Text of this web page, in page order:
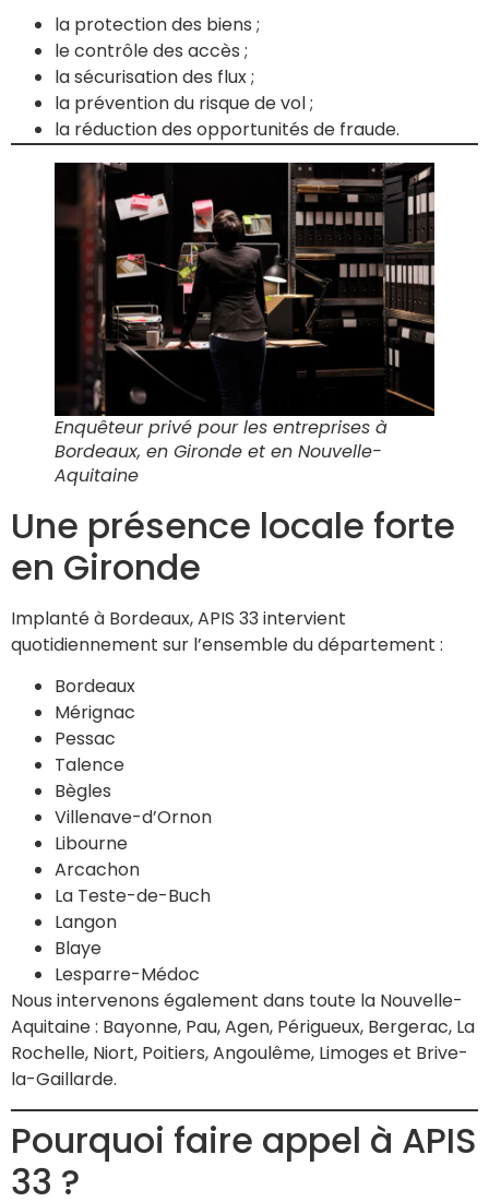
la protection des biens ;
le contrôle des accès ;
la sécurisation des flux ;
la prévention du risque de vol ;
la réduction des opportunités de fraude.
Enquêteur privé pour les entreprises à
Bordeaux, en Gironde et en Nouvelle-
Aquitaine
Une présence locale forte
en Gironde
Implanté à Bordeaux, APIS 33 intervient
quotidiennement sur l’ensemble du département :
Bordeaux
Mérignac
Pessac
Talence
Bègles
Villenave-d’Ornon
Libourne
Arcachon
La Teste-de-Buch
Langon
Blaye
Lesparre-Médoc
Nous intervenons également dans toute la Nouvelle-
Aquitaine : Bayonne, Pau, Agen, Périgueux, Bergerac, La
Rochelle, Niort, Poitiers, Angoulême, Limoges et Brive-
la-Gaillarde.
Pourquoi faire appel à APIS
33 ?